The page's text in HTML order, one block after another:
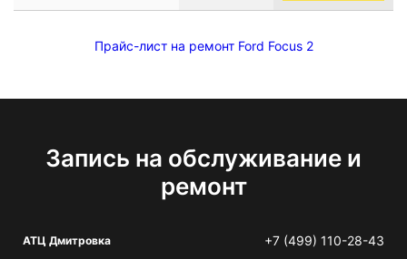
Прайс-лист на ремонт Ford Focus 2
Запись на обслуживание и
ремонт
АТЦ Дмитровка +7 (499) 110-28-43